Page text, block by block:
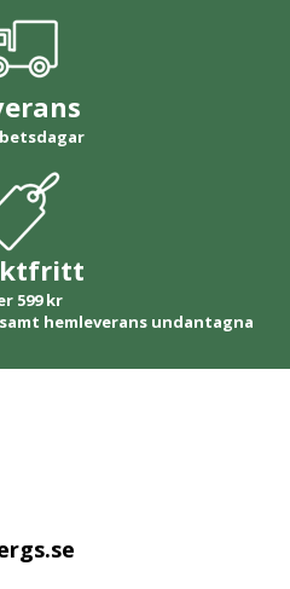
599 kr
hemleverans undantagna